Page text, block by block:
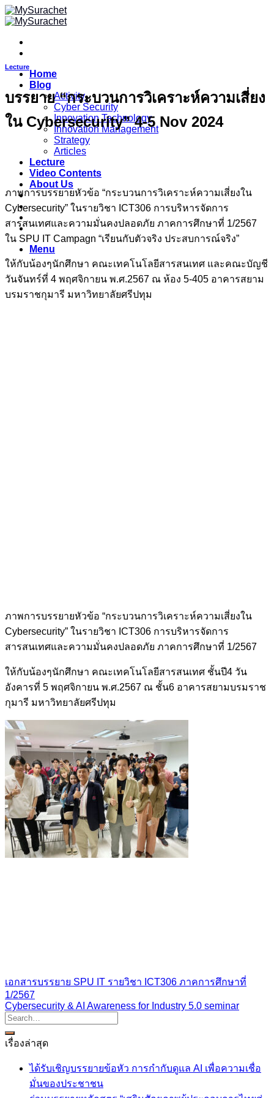
Skip
to
Home
Blog
Activity
Cyber Security
Innovation Technology
Innovation Management
Strategy
Articles
Lecture
Video Contents
About Us
Menu
Lecture
บรรยาย “กระบวนการวิเคราะห์ความเสี่ยง
ใน Cybersecurity” 4-5 Nov 2024
ภาพการบรรยายหัวข้อ “กระบวนการวิเคราะห์ความเสี่ยงใน
Cybersecurity” ในรายวิชา ICT306 การบริหารจัดการ
สารสนเทศและความมั่นคงปลอดภัย ภาคการศึกษาที่ 1/2567
ใน SPU IT Campagn “เรียนกับตัวจริง ประสบการณ์จริง”
ให้กับน้องๆนักศึกษา คณะเทคโนโลยีสารสนเทศ และคณะบัญชี
วันจันทร์ที่ 4 พฤศจิกายน พ.ศ.2567 ณ ห้อง 5-405 อาคารสยาม
บรมราชกุมารี มหาวิทยาลัยศรีปทุม
ภาพการบรรยายหัวข้อ “กระบวนการวิเคราะห์ความเสี่ยงใน
Cybersecurity” ในรายวิชา ICT306 การบริหารจัดการ
สารสนเทศและความมั่นคงปลอดภัย ภาคการศึกษาที่ 1/2567
ให้กับน้องๆนักศึกษา คณะเทคโนโลยีสารสนเทศ ชั้นปี4 วัน
อังคารที่ 5 พฤศจิกายน พ.ศ.2567 ณ ชั้น6 อาคารสยามบรมราช
กุมารี มหาวิทยาลัยศรีปทุม
เอกสารบรรยาย SPU IT รายวิชา ICT306 ภาคการศึกษาที่
1/2567
Cybersecurity & AI Awareness for Industry 5.0 seminar
เรื่องล่าสุด
ได้รับเชิญบรรยายข้อหัว การกำกับดูแล AI เพื่อความเชื่อ
มั่นของประชาชน